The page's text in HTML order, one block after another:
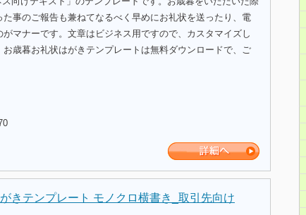
た事のご報告も兼ねてなるべく早めにお礼状を送ったり、電
マナーです。文章はビジネス用ですので、カスタマイズし
お歳暮お礼状はがきテンプレートは無料ダウンロードで、ご
きテンプレート モノクロ横書き_取引先向け